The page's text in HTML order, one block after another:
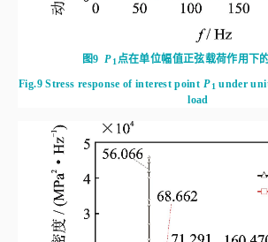
图9 P 1 点在单位幅值正弦载荷作用下
Fig.9 Stress response of interest point P 1 under
load